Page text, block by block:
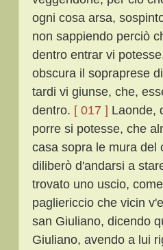
ogni cosa arsa,
non sappiendo perciò
dentro entrar vi
obscura il sopraprese
tardi vi giunse, che,
dentro. [ 017 ] Laonde,
porre si potesse, che
casa sopra le mura del
diliberò d'andarsi a
trovato uno uscio,
pagliericcio che vicin
san Giuliano, dicendo
Giuliano, avendo a lui